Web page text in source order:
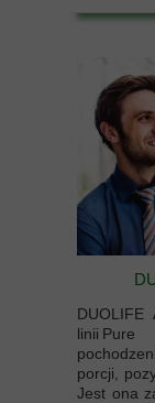
linii Pure
porcji,
Jest ona